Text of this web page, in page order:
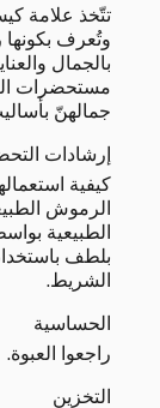
تتّخذ علامة
وتُعرف
بالجمال
مستحضرات
جمالهنّ
إرشادات
كيفية
الرموش
الطبيعية
بلطف
الشريط.
الحساسية
راجعوا العبوة.
التخزين